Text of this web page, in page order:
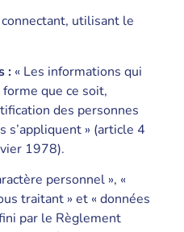
utilisant le
: « Les informations qui
que ce soit,
des personnes
s’appliquent » (article 4
1978).
personnel », «
traitant » et « données
par le Règlement